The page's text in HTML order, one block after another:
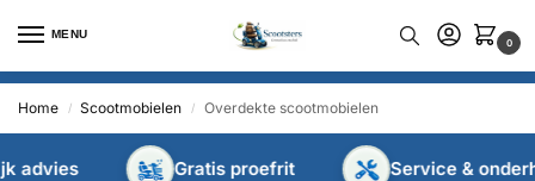
MENU
0
Home / Scootmobielen / Overdekte scootmobielen
Gratis proefrit Service &